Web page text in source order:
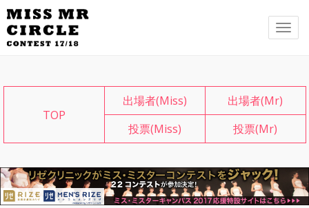
メ
TOP
出場者(Miss)
出場者(Mr)
投票(Miss)
投票(Mr)